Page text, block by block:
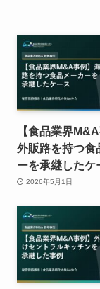
【食品業界
外販路を持つ食
ーを承継したケ
2026年5月1日